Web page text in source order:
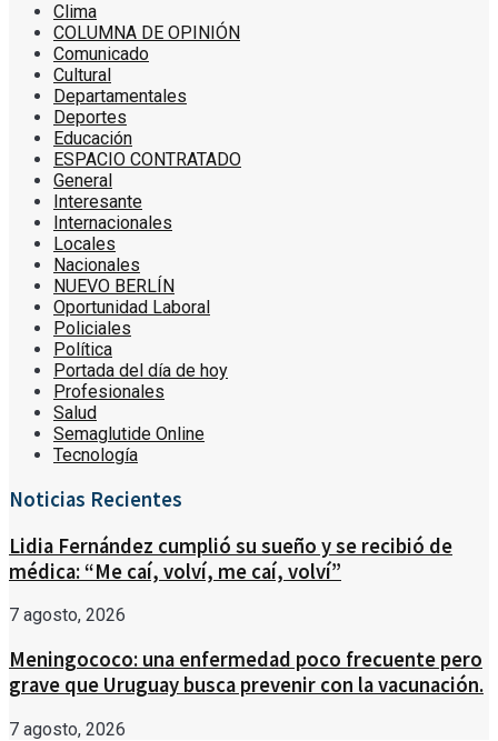
Clima
COLUMNA DE OPINIÓN
Comunicado
Cultural
Departamentales
Deportes
Educación
ESPACIO CONTRATADO
General
Interesante
Internacionales
Locales
Nacionales
NUEVO BERLÍN
Oportunidad Laboral
Policiales
Política
Portada del día de hoy
Profesionales
Salud
Semaglutide Online
Tecnología
Noticias Recientes
Lidia Fernández cumplió su sueño y se recibió de
médica: “Me caí, volví, me caí, volví”
7 agosto, 2026
Meningococo: una enfermedad poco frecuente pero
grave que Uruguay busca prevenir con la vacunación.
7 agosto, 2026